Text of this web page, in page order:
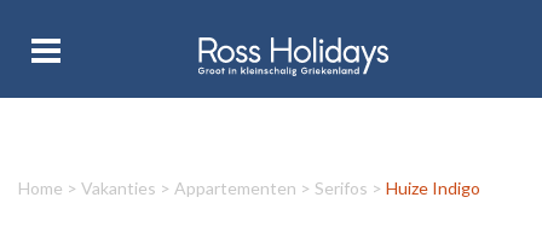
Home > Vakanties > Appartementen > Serifos > Huize Indigo